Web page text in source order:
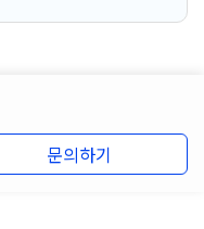
문의하기